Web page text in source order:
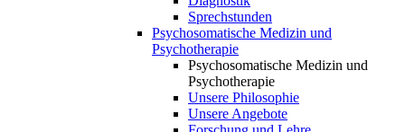
Sprechstunden
Psychosomatische Medizin und
Psychotherapie
Psychosomatische Medizin und
Psychotherapie
Unsere Philosophie
Unsere Angebote